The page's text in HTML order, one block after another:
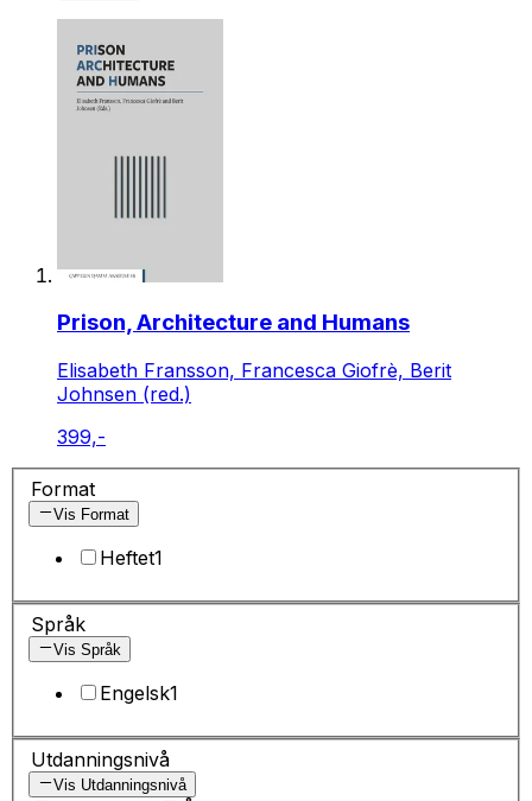
Prison, Architecture and Humans
Elisabeth Fransson, Francesca Giofrè, Berit
Johnsen (red.)
399,-
Format
Vis Format
Heftet1
Språk
Vis Språk
Engelsk1
Utdanningsnivå
Vis Utdanningsnivå